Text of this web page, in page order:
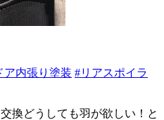
ア内張り塗装 #リアスポイラ
換どうしても羽が欲しい！と